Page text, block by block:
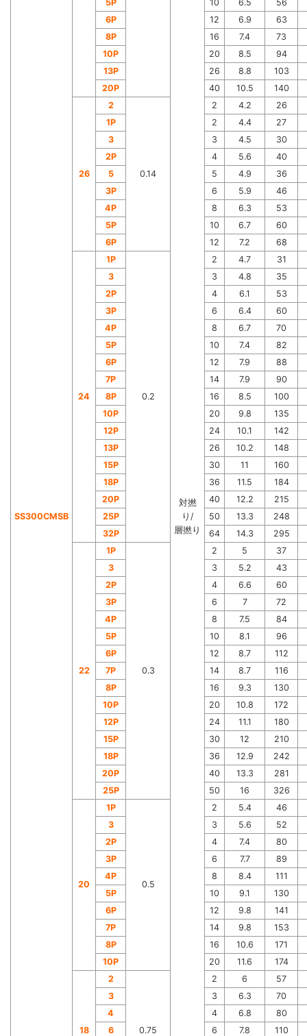
SS300CMSB
対撚
り/
層撚り
5P
10 6.5
56
6P
12 6.9
63
8P
16 7.4
73
10P
20 8.5
94
13P
26 8.8
103
20P
40 10.5 140
26
2
0.14
2 4.2
26
1P
2 4.4
27
3
3 4.5
30
2P
4 5.6
40
5
5 4.9
36
3P
6 5.9
46
4P
8 6.3
53
5P
10 6.7
60
6P
12 7.2 68
24
1P
0.2
2 4.7
31
3
3 4.8
35
2P
4 6.1
53
3P
6 6.4
60
4P
8 6.7
70
5P
10 7.4
82
6P
12 7.9
88
7P
14 7.9
90
8P
16 8.5
100
10P
20 9.8
135
12P
24 10.1
142
13P
26 10.2
148
15P
30 11
160
18P
36 11.5
184
20P
40 12.2
215
25P
50 13.3
248
32P
64 14.3 295
22
1P
0.3
2 5
37
3
3 5.2
43
2P
4 6.6
60
3P
6 7
72
4P
8 7.5
84
5P
10 8.1
96
6P
12 8.7
112
7P
14 8.7
116
8P
16 9.3
130
10P
20 10.8
172
12P
24 11.1
180
15P
30 12
210
18P
36 12.9
242
20P
40 13.3
281
25P
50 16 326
20
1P
0.5
2 5.4
46
3
3 5.6
52
2P
4 7.4
80
3P
6 7.7
89
4P
8 8.4
111
5P
10 9.1
130
6P
12 9.8
141
7P
14 9.8
153
8P
16 10.6
171
10P
20 11.6 174
18
2
0.75
2 6
57
3
3 6.3
70
4
4 6.8
80
6
6 7.8
110